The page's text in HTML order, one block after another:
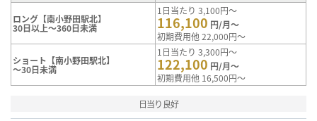
ロング【南小野田駅北】
30日以上～360日未満
1日当たり 3,100円～
116,100 円/月～
初期費用他 22,000円～
ショート【南小野田駅北】
～30日未満
1日当たり 3,300円～
122,100 円/月～
初期費用他 16,500円～
日当り良好